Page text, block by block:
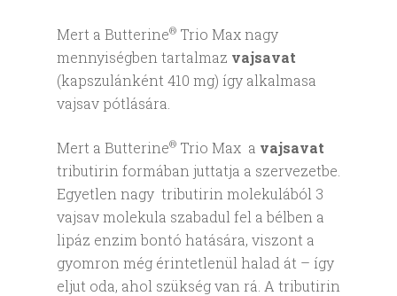
Mert a Butterine® Trio Max nagy
mennyiségben tartalmaz vajsavat
(kapszulánként 410 mg) így alkalmasa
vajsav pótlására.
Mert a Butterine® Trio Max a vajsavat
tributirin formában juttatja a szervezetbe.
Egyetlen nagy tributirin molekulából 3
vajsav molekula szabadul fel a bélben a
lipáz enzim bontó hatására, viszont a
gyomron még érintetlenül halad át – így
eljut oda, ahol szükség van rá. A tributirin